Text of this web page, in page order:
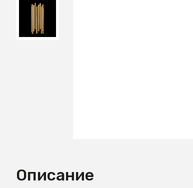
Описание